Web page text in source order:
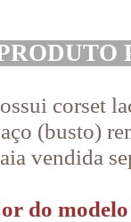
corset
(busto)
vendida
do